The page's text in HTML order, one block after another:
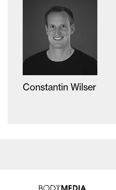
Constantin Wilser